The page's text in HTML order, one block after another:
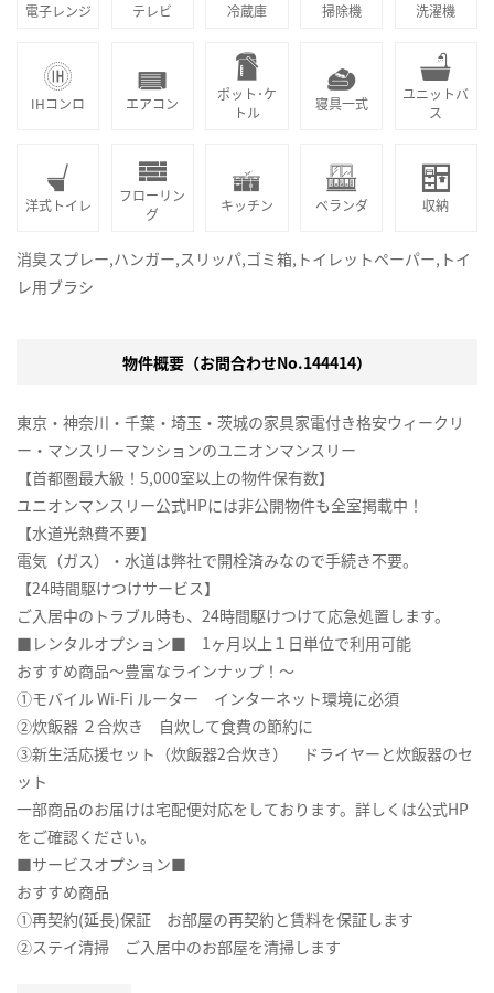
電子レンジ テレビ 冷蔵庫 掃除機 洗濯機
IHコンロ エアコン
ポット･ケ
トル
寝具一式
ユニットバ
ス
洋式トイレ
フローリン
グ
キッチン ベランダ 収納
消臭スプレー,ハンガー,スリッパ,ゴミ箱,トイレットペーパー,トイ
レ用ブラシ
物件概要（お問合わせNo.144414）
東京・神奈川・千葉・埼玉・茨城の家具家電付き格安ウィークリ
ー・マンスリーマンションのユニオンマンスリー
【首都圏最大級！5,000室以上の物件保有数】
ユニオンマンスリー公式HPには非公開物件も全室掲載中！
【水道光熱費不要】
電気（ガス）・水道は弊社で開栓済みなので手続き不要。
【24時間駆けつけサービス】
ご入居中のトラブル時も、24時間駆けつけて応急処置します。
■レンタルオプション■ 1ヶ月以上１日単位で利用可能
おすすめ商品～豊富なラインナップ！～
①モバイル Wi-Fi ルーター インターネット環境に必須
②炊飯器 ２合炊き 自炊して食費の節約に
③新生活応援セット（炊飯器2合炊き） ドライヤーと炊飯器のセ
ット
一部商品のお届けは宅配便対応をしております。詳しくは公式HP
をご確認ください。
■サービスオプション■
おすすめ商品
①再契約(延長)保証 お部屋の再契約と賃料を保証します
②ステイ清掃 ご入居中のお部屋を清掃します